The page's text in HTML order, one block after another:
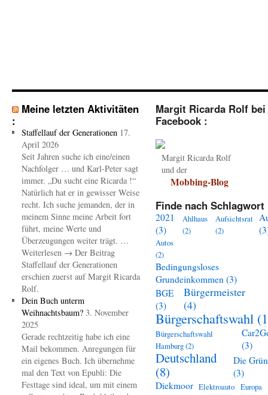
Meine letzten Aktivitäten
:
Staffellauf der Generationen 17.
April 2026
Seit Jahren suche ich eine/einen
Nachfolger … und Karl-Peter sagt
immer. „Du sucht eine Ricarda !“
Natürlich hat er in gewisser Weise
recht. Ich suche jemanden, der in
meinem Sinne meine Arbeit fort
führt, meine Werte und
Überzeugungen weiter trägt. …
Weiterlesen → Der Beitrag
Staffellauf der Generationen
erschien zuerst auf Margit Ricarda
Rolf.
Dein Buch unterm
Weihnachtsbaum? 3. November
2025
Gerade rechtzeitig habe ich eine
Mail bekommen. Anregungen für
ein eigenes Buch. Ich übernehme
mal den Text von Epubli: Die
Festtage sind ideal, um mit einem
Margit Ricarda Rolf bei
Facebook :
Margit Ricarda Rolf
und der
Mobbing-Blog
Finde nach Schlagwort
2021
(3)
Ahlhaus
(2)
Aufsichtsrat
(2)
Autos
(2)
Bedingungsloses
Grundeinkommen (3)
BGE
(3)
Bürgermeister
(4)
Bürgerschaftswahl
Bürgerschaftswahl
Hamburg(2)
(3)
Deutschland
(8)
Die
(3)
Diekmoor Elektroauto Europa